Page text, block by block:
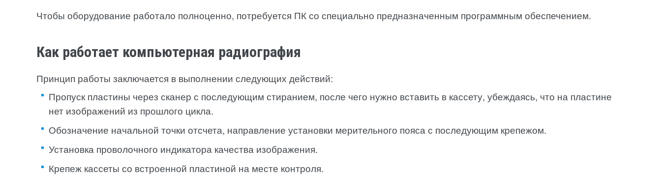
Чтобы оборудование работало полноценно, потребуется ПК со специально предназначенным программным обеспечением.
Как работает компьютерная радиография
Принцип работы заключается в выполнении следующих действий:
Пропуск пластины через сканер с последующим стиранием, после чего нужно вставить в кассету, убеждаясь, что на пластине
нет изображений из прошлого цикла.
Обозначение начальной точки отсчета, направление установки мерительного пояса с последующим крепежом.
Установка проволочного индикатора качества изображения.
Крепеж кассеты со встроенной пластиной на месте контроля.